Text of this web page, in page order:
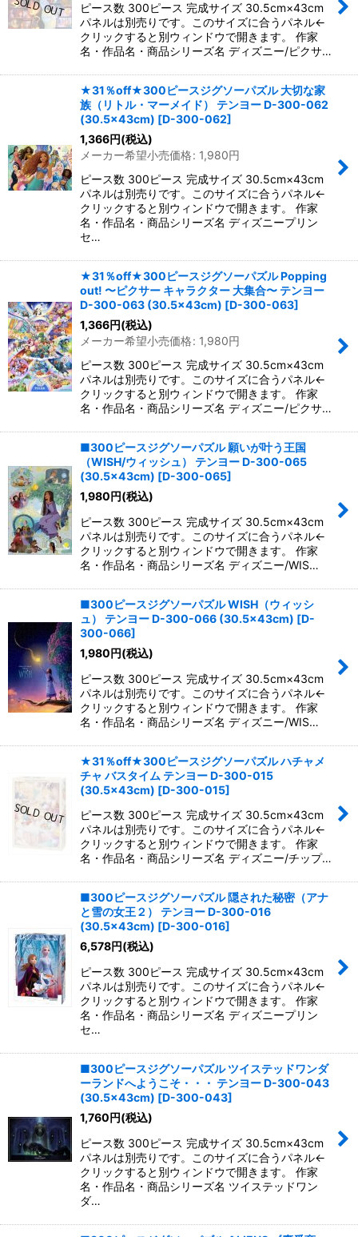
ピース数 300ピース 完成サイズ 30.5cm×43cm
パネルは別売りです。このサイズに合うパネル←
クリックすると別ウィンドウで開きます。 作家
名・作品名・商品シリーズ名 ディズニー/ピクサ…
★31％off★300ピースジグソーパズル 大切な家
族（リトル・マーメイド） テンヨー D-300-062
(30.5×43cm) [D-300-062]
1,366円(税込)
メーカー希望小売価格: 1,980円
ピース数 300ピース 完成サイズ 30.5cm×43cm
パネルは別売りです。このサイズに合うパネル←
クリックすると別ウィンドウで開きます。 作家
名・作品名・商品シリーズ名 ディズニープリン
セ…
★31％off★300ピースジグソーパズル Popping
out! 〜ピクサー キャラクター 大集合〜 テンヨー
D-300-063 (30.5×43cm) [D-300-063]
1,366円(税込)
メーカー希望小売価格: 1,980円
ピース数 300ピース 完成サイズ 30.5cm×43cm
パネルは別売りです。このサイズに合うパネル←
クリックすると別ウィンドウで開きます。 作家
名・作品名・商品シリーズ名 ディズニー/ピクサ…
■300ピースジグソーパズル 願いが叶う王国
（WISH/ウィッシュ） テンヨー D-300-065
(30.5×43cm) [D-300-065]
1,980円(税込)
ピース数 300ピース 完成サイズ 30.5cm×43cm
パネルは別売りです。このサイズに合うパネル←
クリックすると別ウィンドウで開きます。 作家
名・作品名・商品シリーズ名 ディズニー/WIS…
■300ピースジグソーパズル WISH（ウィッシ
ュ） テンヨー D-300-066 (30.5×43cm) [D-
300-066]
1,980円(税込)
ピース数 300ピース 完成サイズ 30.5cm×43cm
パネルは別売りです。このサイズに合うパネル←
クリックすると別ウィンドウで開きます。 作家
名・作品名・商品シリーズ名 ディズニー/WIS…
★31％off★300ピースジグソーパズル ハチャメ
チャ バスタイム テンヨー D-300-015
(30.5×43cm) [D-300-015]
ピース数 300ピース 完成サイズ 30.5cm×43cm
パネルは別売りです。このサイズに合うパネル←
クリックすると別ウィンドウで開きます。 作家
名・作品名・商品シリーズ名 ディズニー/チップ…
■300ピースジグソーパズル 隠された秘密（アナ
と雪の女王２） テンヨー D-300-016
(30.5×43cm) [D-300-016]
6,578円(税込)
ピース数 300ピース 完成サイズ 30.5cm×43cm
パネルは別売りです。このサイズに合うパネル←
クリックすると別ウィンドウで開きます。 作家
名・作品名・商品シリーズ名 ディズニープリン
セ…
■300ピースジグソーパズル ツイステッドワンダ
ーランドへようこそ・・・ テンヨー D-300-043
(30.5×43cm) [D-300-043]
1,760円(税込)
ピース数 300ピース 完成サイズ 30.5cm×43cm
パネルは別売りです。このサイズに合うパネル←
クリックすると別ウィンドウで開きます。 作家
名・作品名・商品シリーズ名 ツイステッドワン
ダ…